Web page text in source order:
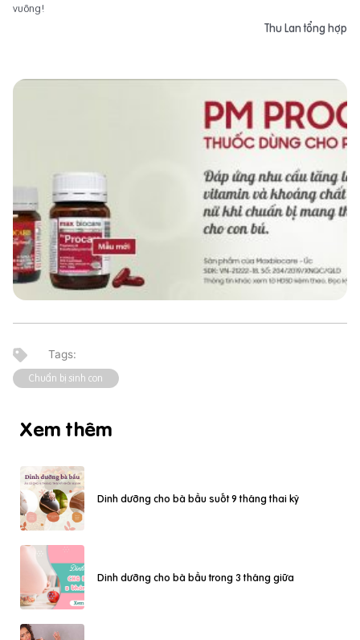
vuông!
Thu Lan tổng hợp
Chuẩn bị sinh con
Xem thêm
Dinh dưỡng cho bà bầu suốt 9 tháng thai kỳ
Dinh dưỡng cho bà bầu trong 3 tháng giữa